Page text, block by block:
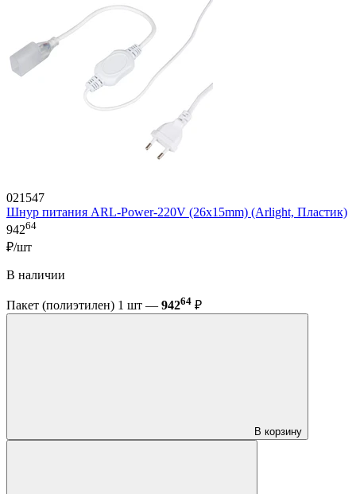
021547
Шнур питания ARL-Power-220V (26x15mm) (Arlight, Пластик)
94264
₽/шт
В наличии
Пакет (полиэтилен) 1 шт — 94264 ₽
В корзину